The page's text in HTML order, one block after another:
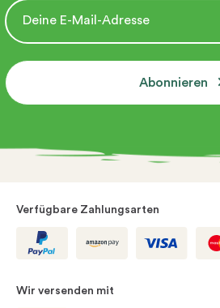
Abonnieren
Verfügbare Zahlungsarten
Wir versenden mit